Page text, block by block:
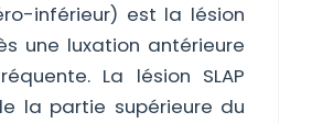
inférieur) est la lésion
une luxation antérieure
La lésion SLAP
la partie supérieure du